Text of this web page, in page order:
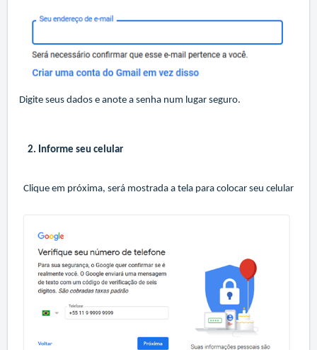
Digite seus dados e anote a senha num lugar seguro.
2. Informe seu celular
Clique em próxima, será mostrada a tela para colocar seu celular